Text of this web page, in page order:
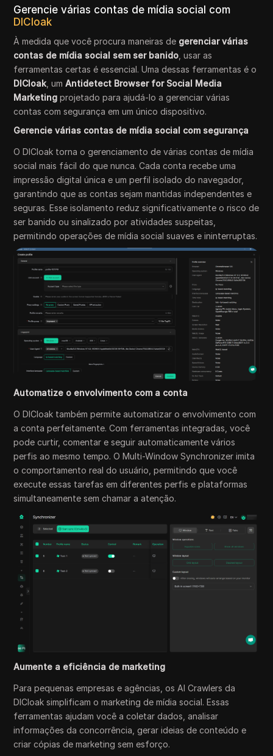
Gerencie várias contas de mídia social com
DICloak
À medida que você procura maneiras de gerenciar várias
contas de mídia social sem ser banido , usar as
ferramentas certas é essencial. Uma dessas ferramentas é o
DICloak , umAntidetect Browser for Social Media
Marketing projetado para ajudá-lo a gerenciar várias
contas com segurança em um único dispositivo.
Gerencie várias contas de mídia social com segurança
O DICloak torna o gerenciamento de várias contas de mídia
social mais fácil do que nunca. Cada conta recebe uma
impressão digital única e um perfil isolado do navegador,
garantindo que as contas sejam mantidas independentes e
seguras. Esse isolamento reduz significativamente o risco de
ser banido ou sinalizado por atividades suspeitas,
permitindo operações de mídia social suaves e ininterruptas.
Automatize o envolvimento com a conta
O DICloak também permite automatizar o envolvimento com
a conta perfeitamente. Com ferramentas integradas, você
pode curtir, comentar e seguir automaticamente vários
perfis ao mesmo tempo. O Multi-Window Synchronizer imita
o comportamento real do usuário, permitindo que você
execute essas tarefas em diferentes perfis e plataformas
simultaneamente sem chamar a atenção.
Aumente a eficiência de marketing
Para pequenas empresas e agências, os AI Crawlers da
DICloak simplificam o marketing de mídia social. Essas
ferramentas ajudam você a coletar dados, analisar
informações da concorrência, gerar ideias de conteúdo e
criar cópias de marketing sem esforço.